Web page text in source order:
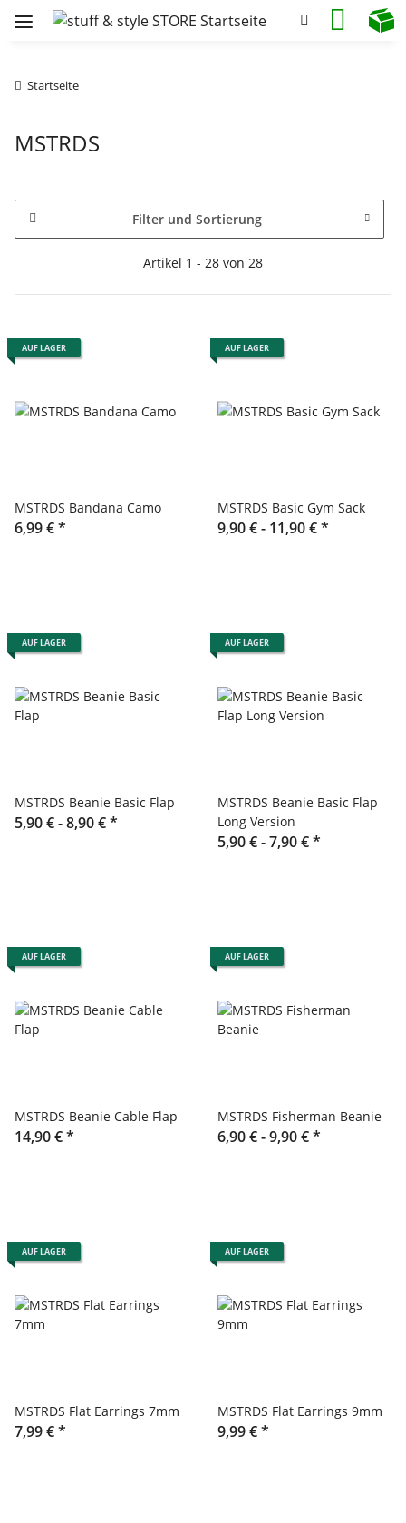
Startseite
MSTRDS
Filter und Sortierung
Artikel 1 - 28 von 28
AUF LAGER
MSTRDS Bandana Camo
6,99 €*
AUF LAGER
MSTRDS Basic Gym Sack
9,90 € - 11,90 €*
AUF LAGER
MSTRDS Beanie Basic Flap
5,90 € -8,90 €*
AUF LAGER
MSTRDS Beanie Basic Flap
Long Version
5,90 € -7,90 €*
AUF LAGER
MSTRDS Beanie Cable Flap
14,90 €*
AUF LAGER
MSTRDS Fisherman Beanie
6,90 € -9,90 €*
AUF LAGER
MSTRDS Flat Earrings 7mm
7,99 €*
AUF LAGER
MSTRDS Flat Earrings 9mm
9,99 €*